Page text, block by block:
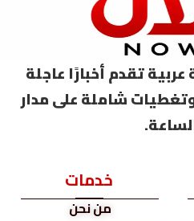
تقدم أخبارًا عاجلة
شاملة على مدار
خدمات
من نحن